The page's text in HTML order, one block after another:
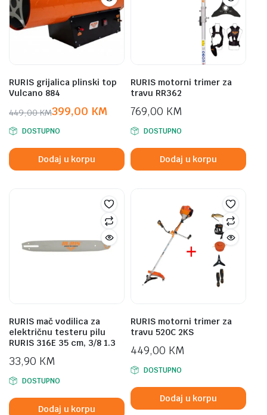
RURIS grijalica plinski top
Vulcano 884
449,00KM
Original
price
was:
449,00 KM.
399,00 KM
Current
price
is:
399,00 KM.
DOSTUPNO
Dodaj u korpu
RURIS motorni trimer za
travu RR362
769,00 KM
DOSTUPNO
Dodaj u korpu
RURIS mač vodilica za
električnu testeru pilu
RURIS 316E 35 cm, 3/8 1.3
33,90 KM
DOSTUPNO
Dodaj u korpu
RURIS motorni trimer za
travu 520C 2KS
449,00 KM
DOSTUPNO
Dodaj u korpu